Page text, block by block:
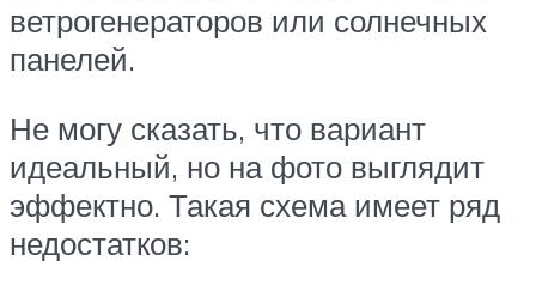
ветрогенераторов или солнечных
панелей.
Не могу сказать, что вариант
идеальный, но на фото выглядит
эффектно. Такая схема имеет ряд
недостатков: